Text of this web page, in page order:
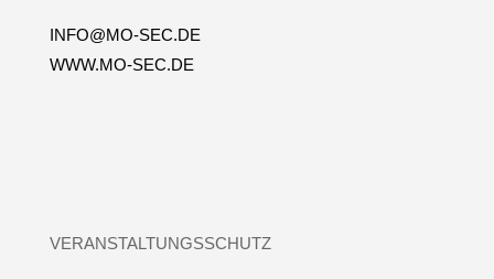
INFO@MO-SEC.DE
WWW.MO-SEC.DE
VERANSTALTUNGSSCHUTZ